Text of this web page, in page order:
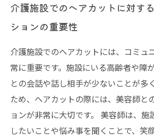
介護施設でのヘアカットに対す
ションの重要性
介護施設でのヘアカットには、コミュ
常に重要です。施設にいる高齢者や障
との会話や話し相手が少ないことが多
ため、ヘアカットの際には、美容師と
ョンが非常に大切です。 美容師は、施
したいことや悩み事を聞くことで、笑